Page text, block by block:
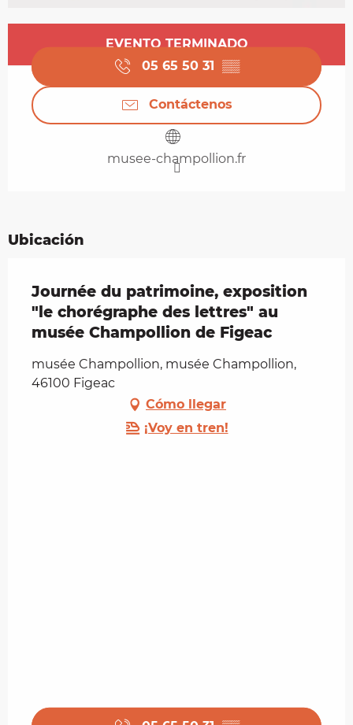
Horarios y datos de contacto
EVENTO TERMINADO
05 65 50 31 ▒▒
Contáctenos
musee-champollion.fr
Ubicación
Journée du patrimoine, exposition
"le chorégraphe des lettres" au
musée Champollion de Figeac
musée Champollion, musée Champollion,
46100 Figeac
Cómo llegar
¡Voy en tren!